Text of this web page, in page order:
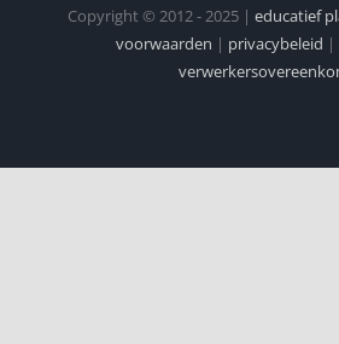
Copyright © 2012 - 2025 | educatief
voorwaarden | privacybeleid |